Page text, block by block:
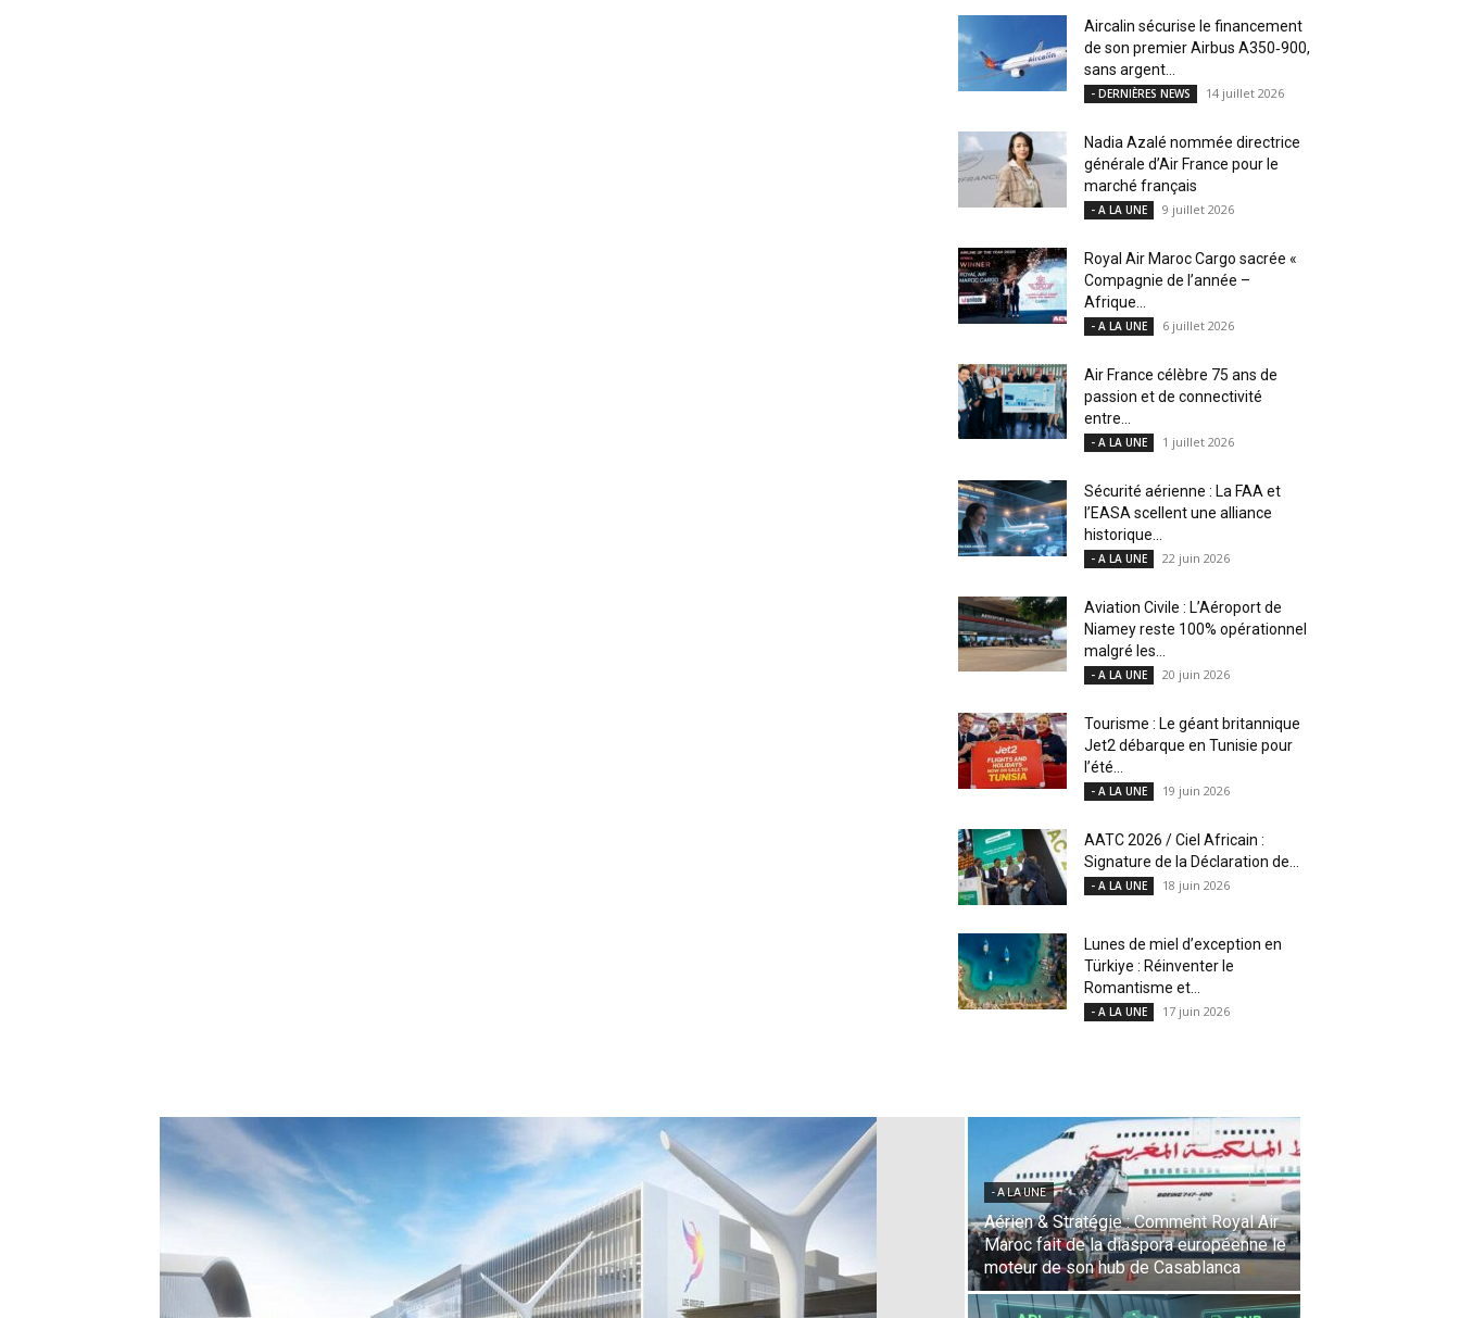
Aircalin sécurise le financement
de son premier Airbus A350‑900,
sans argent...
- DERNIÈRES NEWS 14 juillet 2026
Nadia Azalé nommée directrice
générale d’Air France pour le
marché français
- A LA UNE 9 juillet 2026
Royal Air Maroc Cargo sacrée «
Compagnie de l’année –
Afrique...
- A LA UNE 6 juillet 2026
Air France célèbre 75 ans de
passion et de connectivité
entre...
- A LA UNE 1 juillet 2026
Sécurité aérienne : La FAA et
l’EASA scellent une alliance
historique...
- A LA UNE 22 juin 2026
Aviation Civile : L’Aéroport de
Niamey reste 100% opérationnel
malgré les...
- A LA UNE 20 juin 2026
Tourisme : Le géant britannique
Jet2 débarque en Tunisie pour
l’été...
- A LA UNE 19 juin 2026
AATC 2026 / Ciel Africain :
Signature de la Déclaration de...
- A LA UNE 18 juin 2026
Lunes de miel d’exception en
Türkiye : Réinventer le
Romantisme et...
- A LA UNE 17 juin 2026
- A LA UNE
Une Révolution Stratégique à l’IATA :
Saadia Zahidi nommée Directrice
Générale